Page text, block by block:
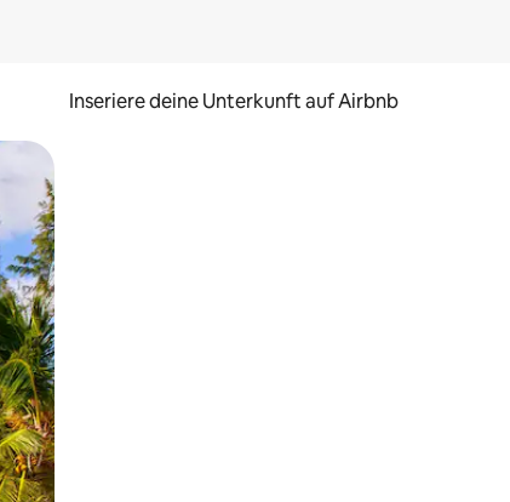
Inseriere deine Unterkunft auf Airbnb
oder Wischgesten.